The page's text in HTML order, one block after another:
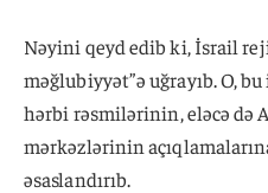
Nəyini qeyd edib ki, İsrail
məğlubiyyət”ə uğrayıb. O,
hərbi rəsmilərinin, eləcə də
mərkəzlərinin
əsaslandırıb.